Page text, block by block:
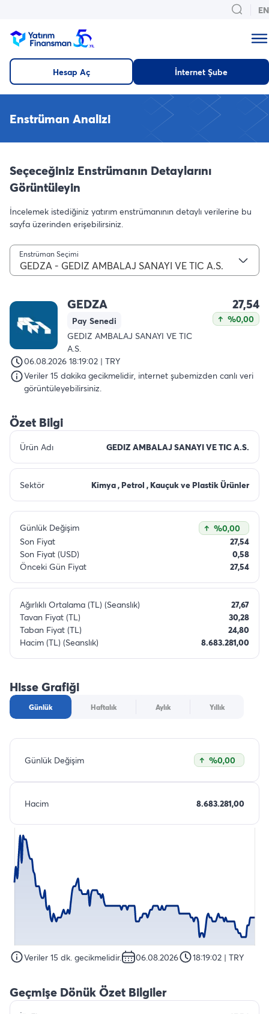
EN
Hesap Aç İnternet Şube
Enstrüman Analizi
Seçeceğiniz Enstrümanın Detaylarını
Görüntüleyin
İncelemek istediğiniz yatırım enstrümanının detaylı verilerine bu
sayfa üzerinden erişebilirsiniz.
Enstrüman Seçimi
GEDZA - GEDIZ AMBALAJ SANAYI VE TIC A.S.
GEDZA
Pay Senedi
GEDIZ AMBALAJ SANAYI VE TIC
A.S.
27,54
%0,00
06.08.2026 18:19:02 | TRY
Veriler 15 dakika gecikmelidir, internet şubemizden canlı veri
görüntüleyebilirsiniz.
Özet Bilgi
Ürün Adı GEDIZ AMBALAJ SANAYI VE TIC A.S.
Sektör Kimya , Petrol , Kauçuk ve Plastik Ürünler
Günlük Değişim
%0,00
Son Fiyat
27,54
Son Fiyat (USD)
0,58
Önceki Gün Fiyat
27,54
Ağırlıklı Ortalama (TL) (Seanslık)
27,67
Tavan Fiyat (TL)
30,28
Taban Fiyat (TL)
24,80
Hacim (TL) (Seanslık)
8.683.281,00
Hisse Grafiği
Günlük Haftalık Aylık Yıllık
Günlük Değişim %0,00
Hacim 8.683.281,00
Veriler 15 dk. gecikmelidir. 06.08.2026 18:19:02 | TRY
Geçmişe Dönük Özet Bilgiler